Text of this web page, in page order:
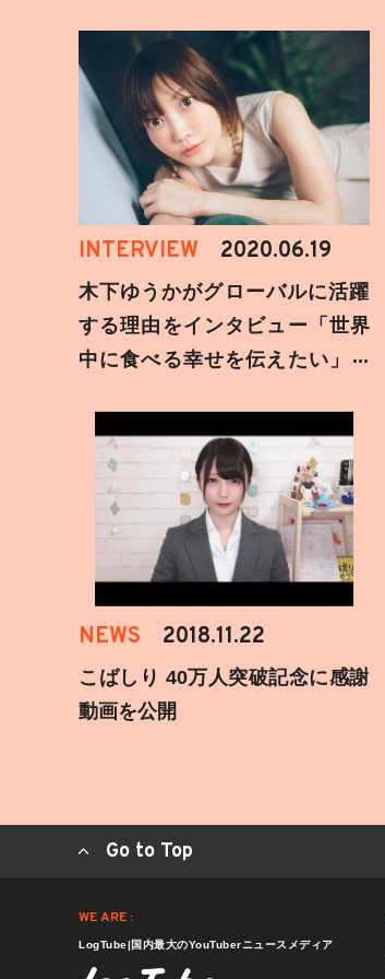
INTERVIEW 2020.06.19
木下ゆうかがグローバルに活躍
する理由をインタビュー「世界
中に食べる幸せを伝えたい」新
NEWS 2018.11.22
こばしり 40万人突破記念に感謝
動画を公開
Go to Top
WE ARE :
LogTube|国内最大のYouTuberニュースメディア